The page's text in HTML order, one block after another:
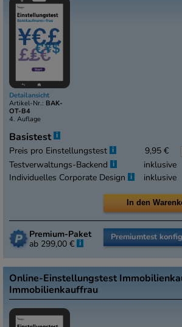
Detailansicht
Artikel-Nr.: BAK-
OT-B4
4. Auflage
Basistest i
Preis pro Einstellungstest i 9,95 €
Testverwaltungs-Backend i
inklusive
Individuelles Corporate Design i inklusive
Premium-Paket
ab 299,00 € i
Premiumtest
Online-Einstellungstest
Immobilienkauffrau